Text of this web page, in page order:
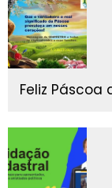
Feliz Páscoa